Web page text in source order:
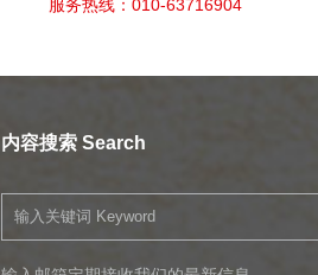
服务热线：010-63716904
内容搜索 Search